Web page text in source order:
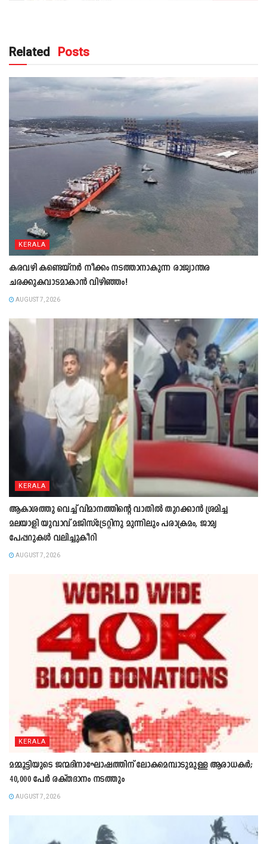
Related Posts
KERALA
കരവഴി കണ്ടെയ്നർ നീക്കം നടത്താനാകുന്ന രാജ്യാന്തര
ചരക്കുകവാടമാകാൻ വിഴിഞ്ഞം!
AUGUST 7, 2026
KERALA
ആകാശത്തു വെച്ച് വിമാനത്തിന്റെ വാതില്‍ തുറക്കാന്‍ ശ്രമിച്ച
മലയാളി യുവാവ് മജിസ്ട്രേറ്റിനു മുന്നിലും പരാക്രമം, ജാമ്യ
പേപ്പറുകൾ വലിച്ചുകീറി
AUGUST 7, 2026
KERALA
മമ്മൂട്ടിയുടെ ജന്മദിനാഘോഷത്തിന് ലോകമെമ്പാടുമുള്ള ആരാധകർ;
40,000 പേർ രക്തദാനം നടത്തും
AUGUST 7, 2026